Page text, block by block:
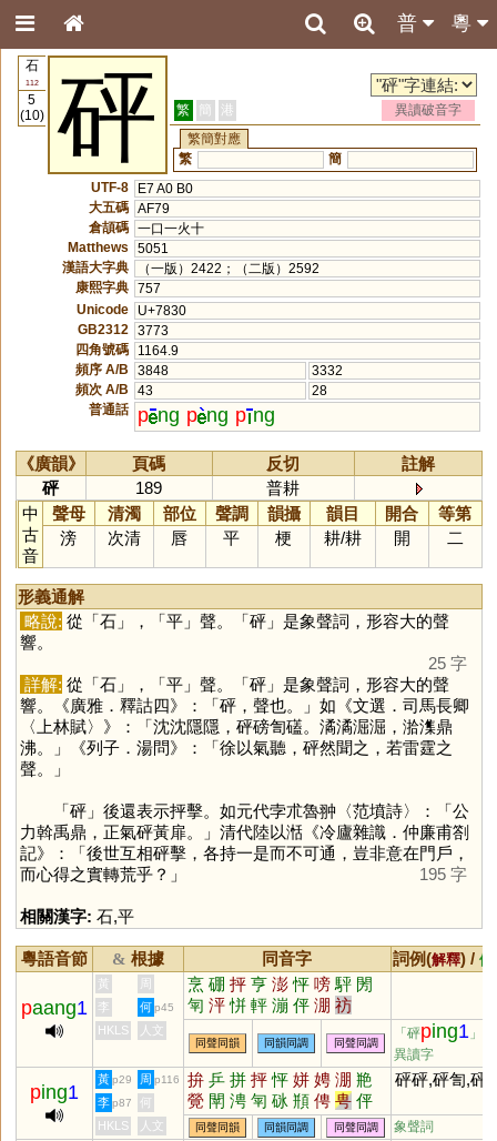
粵
普
石
112
5
(10)
砰 繁 簡 港
異讀破音字
繁簡對應
繁
簡
UTF-8
E7 A0 B0
大五碼 AF79
倉頡碼 一口一火十
Matthews
5051
漢語大字典
（一版）2422；（二版）2592
康熙字典 757
Unicode
U+7830
GB2312
3773
四角號碼
1164.9
頻序 A/B
3848
3332
頻次 A/B
43
28
普通話
p ng p ng p ng
《廣韻》 頁碼 反切
註解
砰
189
普耕
中
古
音
聲母 清濁 部位 聲調 韻攝 韻目 開合
等第
滂
次清 唇 平 梗 耕/耕 開 二
形義通解
略說: 從「 石」，「 平」聲。「 砰」是象聲詞，形容大的聲
響。
25 字
詳解: 從「 石」，「 平」聲。「 砰」是象聲詞，形容大的聲
響。《廣雅．釋詁四》：「砰，聲也。」如《文選．司馬長卿
〈上林賦〉》：「沈沈隱隱，砰磅訇礚。潏潏淈淈，湁潗鼎
沸。」《列子．湯問》：「徐以氣聽，砰然聞之，若雷霆之
聲。」
「 砰」後還表示抨擊。如元代孛朮魯翀〈范墳詩〉：「公
力斡禹鼎，正氣砰黃扉。」清代陸以湉《冷廬雜識．仲廉甫劄
記》：「後世互相砰擊，各持一是而不可通，豈非意在門戶，
而心得之實轉荒乎？」
195 字
相關漢字: 石,平
粵語音節 & 根據 同音字 詞例(解釋) / 備
paang1
黃 周 烹 硼 抨 亨 澎 怦 嗙 駍 閍
匉 泙 恲 軯 漰 伻 淜 祊
李 何 p45
HKLS 人文
同聲同韻 同韻同調 同聲同調
「砰ping1 」的
異讀字
ping1
黃 p29 周 p116 拚 乒 拼 抨 怦 姘 娉 淜 艵
覮 閛 涄 匉 砯 頩 俜 甹 伻
砰砰,砰訇,砰
李 p87
何
HKLS
人文 同聲同韻 同韻同調 同聲同調 象聲詞